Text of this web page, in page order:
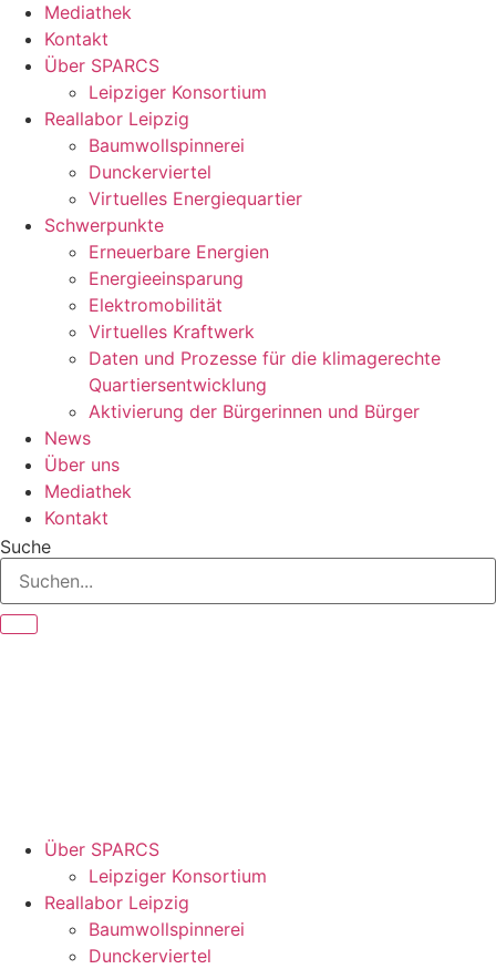
Mediathek
Kontakt
Über SPARCS
Leipziger Konsortium
Reallabor Leipzig
Baumwollspinnerei
Dunckerviertel
Virtuelles Energiequartier
Schwerpunkte
Erneuerbare Energien
Energieeinsparung
Elektromobilität
Virtuelles Kraftwerk
Daten und Prozesse für die klimagerechte
Quartiersentwicklung
Aktivierung der Bürgerinnen und Bürger
News
Über uns
Mediathek
Kontakt
Suche
Über SPARCS
Leipziger Konsortium
Reallabor Leipzig
Baumwollspinnerei
Dunckerviertel